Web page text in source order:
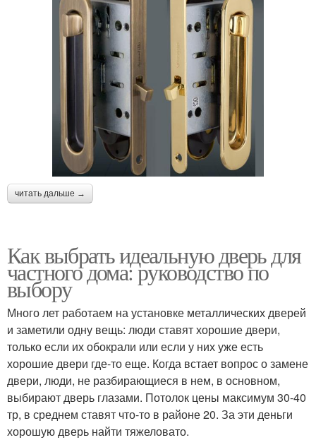
читать дальше →
Как выбрать идеальную дверь для
частного дома: руководство по
выбору
Много лет работаем на установке металлических дверей
и заметили одну вещь: люди ставят хорошие двери,
только если их обокрали или если у них уже есть
хорошие двери где-то еще. Когда встает вопрос о замене
двери, люди, не разбирающиеся в нем, в основном,
выбирают дверь глазами. Потолок цены максимум 30-40
тр, в среднем ставят что-то в районе 20. За эти деньги
хорошую дверь найти тяжеловато.